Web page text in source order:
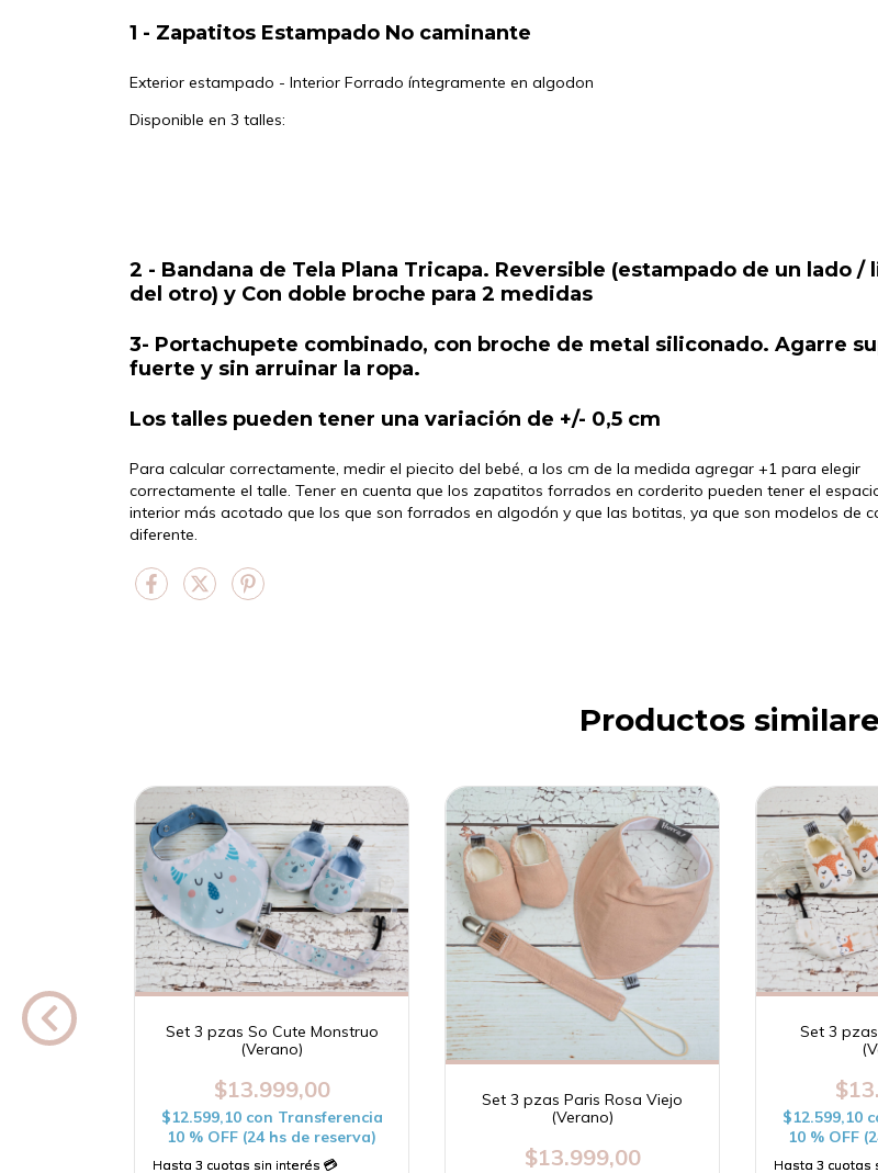
1 - Zapatitos Estampado No caminante
Exterior estampado - Interior Forrado íntegramente en algodon
Disponible en 3 talles:
2 - Bandana de Tela Plana Tricapa. Reversible (estampado de un lado /
del otro) y Con doble broche para 2 medidas
3- Portachupete combinado, con broche de metal siliconado. Agarre
fuerte y sin arruinar la ropa.
Los talles pueden tener una variación de +/- 0,5 cm
Para calcular correctamente, medir el piecito del bebé, a los cm de la medida agregar +1 para elegir
correctamente el talle. Tener en cuenta que los zapatitos forrados en corderito pueden tener el
interior más acotado que los que son forrados en algodón y que las botitas, ya que son modelos de
diferente.
Productos
Gato
Set 3 pzas So Cute Monstruo
(Verano)
$13.999,00
$12.599,10 con Transferencia
10 % OFF (24 hs de reserva)
Set 3 pzas Paris Rosa Viejo
(Verano)
$13.999,00
Set 3
$12.599,10
10 % OFF